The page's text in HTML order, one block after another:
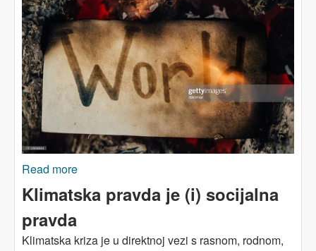
Read more
tako izgleda moj život aktiviste!
Klimatska pravda je (i) socijalna
pravda
Klimatska kriza je u direktnoj vezi s rasnom, rodnom,